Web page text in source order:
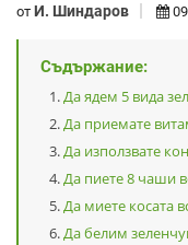
от И. Шиндаров
Съдържание:
Да ядем 5 вида
Да приемате
Да използвате
Да пиете 8 чаши
Да миете косата
Да белим